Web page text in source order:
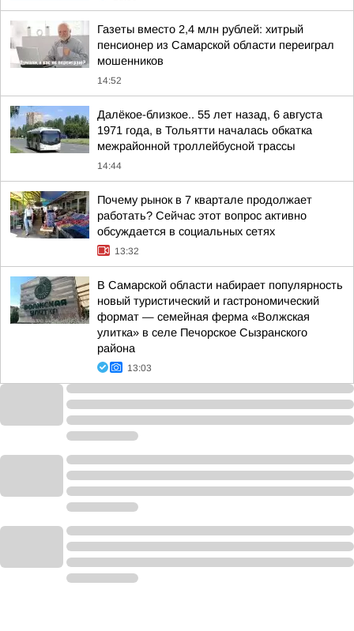
Газеты вместо 2,4 млн рублей: хитрый
пенсионер из Самарской области переиграл
мошенников
14:52
Далёкое-близкое.. 55 лет назад, 6 августа
1971 года, в Тольятти началась обкатка
межрайонной троллейбусной трассы
14:44
Почему рынок в 7 квартале продолжает
работать? Сейчас этот вопрос активно
обсуждается в социальных сетях
13:32
В Самарской области набирает популярность
новый туристический и гастрономический
формат — семейная ферма «Волжская
улитка» в селе Печорское Сызранского
района
13:03